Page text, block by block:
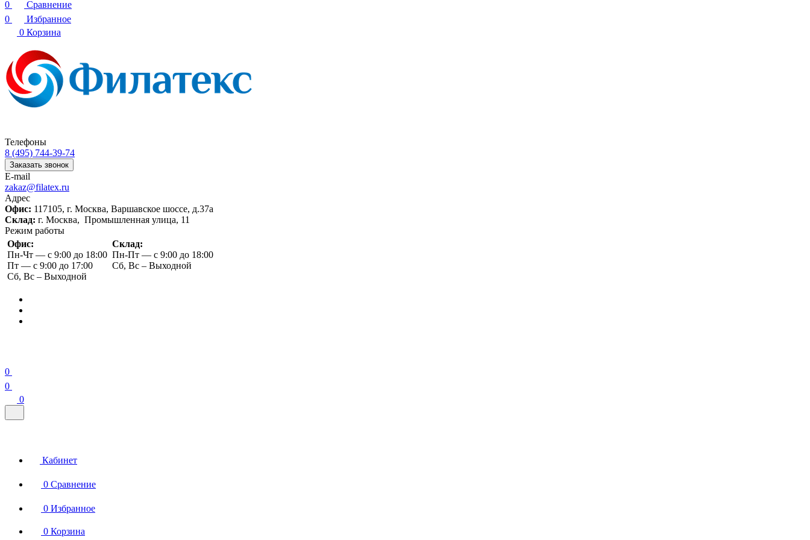
0
Сравнение
0
Избранное
0 Корзина
Телефоны
8 (495) 744-39-74
Заказать звонок
E-mail
zakaz@filatex.ru
Адрес
Офис: 117105, г. Москва, Варшавское шоссе, д.37а
Склад: г. Москва, Промышленная улица, 11
Режим работы
Офис:
Пн-Чт — с 9:00 до 18:00
Пт — с 9:00 до 17:00
Сб, Вс – Выходной
Склад:
Пн-Пт — с 9:00 до 18:00
Сб, Вс – Выходной
0
0
0
Кабинет
0 Сравнение
0 Избранное
0 Корзина